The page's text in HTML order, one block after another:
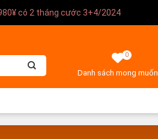
có 2 tháng cước 3+4/2024
0
Danh sách mong muốn